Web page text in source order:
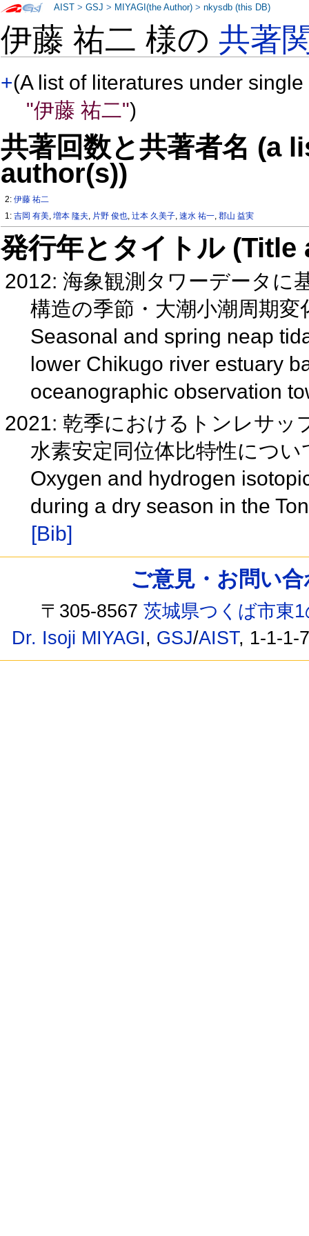
伊藤 祐二 様の共著
+(A list of literatures under
"伊藤 祐二")
共著回数と共著者名 (a
author(s))
2:伊藤 祐二
1:吉岡 有美,増本 隆夫, 片野 俊也,辻本 久美子,速水 祐一,郡山 益実
発行年とタイトル
2012: 海象観測タワーデータに
構造の季節・大潮小潮周期
Seasonal and spring neap
lower Chikugo river estuary
oceanographic observation
2021: 乾季におけるトンレサッ
水素安定同位体比特性につ
Oxygen and hydrogen
during a dry season in the
[Bib]
AIST >GSJ > MIYAGI(the Author) >nkysdb (this DB)
ご意見・お問い
〒305-8567茨城県つくば市東
Dr. Isoji MIYAGI, GSJ/AIST, 1-1-1-